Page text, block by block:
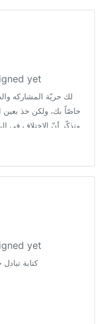
yet
لك حريّة المشاركه
خاصّاً بك، ولكن خذ بعين
وتذكّر أنّ الاختلاف في
yet
كتابة